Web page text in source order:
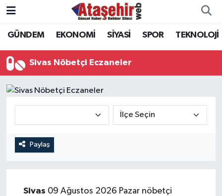
GÜNDEM EKONOMİ SİYASİ SPOR TEKNOLOJİ
Sivas Nöbetçi Eczaneler
Paylaş
Sivas 09 Ağustos 2026 Pazar nöbetçi
Hava Durumu
Trafik Durumu
Süper Lig Puan Durumu ve Fikstür
Son Dakika Haberleri